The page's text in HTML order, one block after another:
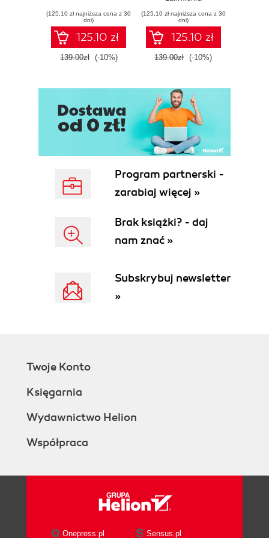
(125,10 zł najniższa cena z 30
dni)
125.10 zł
139.00zł (-10%)
(125,10 zł najniższa cena z 30
dni)
125.10 zł
139.00zł (-10%)
Program partnerski -
zarabiaj więcej »
Brak książki? - daj
nam znać »
Subskrybuj newsletter
»
Twoje Konto
Księgarnia
Wydawnictwo Helion
Współpraca
Onepress.pl Sensus.pl